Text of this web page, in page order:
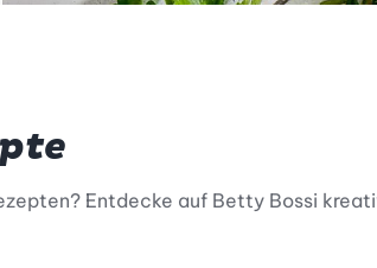
Entdecke auf Betty Bossi